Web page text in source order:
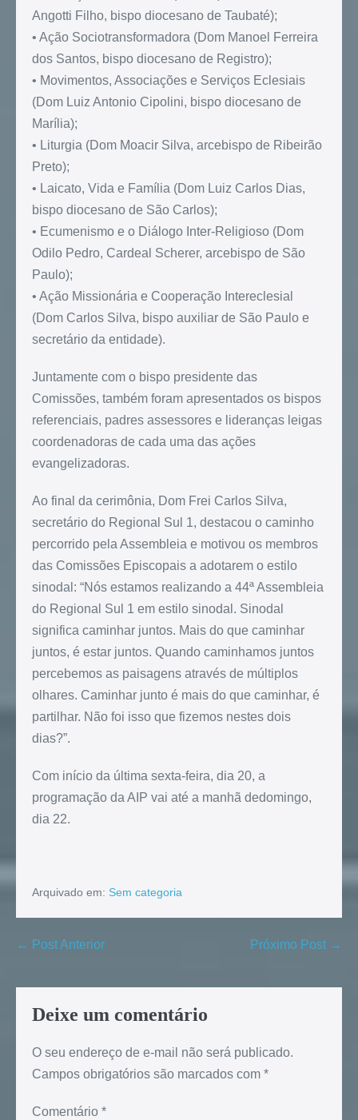
Angotti Filho, bispo diocesano de Taubaté);
• Ação Sociotransformadora (Dom Manoel Ferreira
dos Santos, bispo diocesano de Registro);
• Movimentos, Associações e Serviços Eclesiais
(Dom Luiz Antonio Cipolini, bispo diocesano de
Marília);
• Liturgia (Dom Moacir Silva, arcebispo de Ribeirão
Preto);
• Laicato, Vida e Família (Dom Luiz Carlos Dias,
bispo diocesano de São Carlos);
• Ecumenismo e o Diálogo Inter-Religioso (Dom
Odilo Pedro, Cardeal Scherer, arcebispo de São
Paulo);
• Ação Missionária e Cooperação Intereclesial
(Dom Carlos Silva, bispo auxiliar de São Paulo e
secretário da entidade).
Juntamente com o bispo presidente das
Comissões, também foram apresentados os bispos
referenciais, padres assessores e lideranças leigas
coordenadoras de cada uma das ações
evangelizadoras.
Ao final da cerimônia, Dom Frei Carlos Silva,
secretário do Regional Sul 1, destacou o caminho
percorrido pela Assembleia e motivou os membros
das Comissões Episcopais a adotarem o estilo
sinodal: “Nós estamos realizando a 44ª Assembleia
do Regional Sul 1 em estilo sinodal. Sinodal
significa caminhar juntos. Mais do que caminhar
juntos, é estar juntos. Quando caminhamos juntos
percebemos as paisagens através de múltiplos
olhares. Caminhar junto é mais do que caminhar, é
partilhar. Não foi isso que fizemos nestes dois
dias?”.
Com início da última sexta-feira, dia 20, a
programação da AIP vai até a manhã dedomingo,
dia 22.
Arquivado em: Sem categoria
← Post Anterior Próximo Post →
Deixe um comentário
O seu endereço de e-mail não será publicado.
Campos obrigatórios são marcados com *
Comentário *